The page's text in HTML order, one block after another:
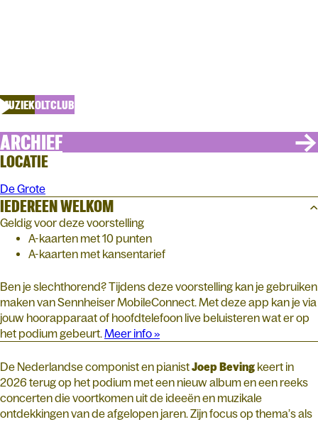
MUZIEKOLTCLUB
ARCHIEF
LOCATIE
De Grote
IEDEREEN WELKOM
Geldig voor deze voorstelling
A-kaarten met 10 punten
A-kaarten met kansentarief
Ben je slechthorend? Tijdens deze voorstelling kan je gebruiken
maken van Sennheiser MobileConnect. Met deze app kan je via
jouw hoorapparaat of hoofdtelefoon live beluisteren wat er op
het podium gebeurt. Meer info »
De Nederlandse componist en pianistJoep Beving keert in
2026 terug op het podium met een nieuw album en een reeks
concerten die voortkomen uit de ideeën en muzikale
ontdekkingen van de afgelopen jaren. Zijn focus op thema’s als